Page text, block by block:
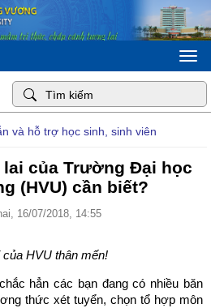
và hỗ trợ học sinh, sinh viên
của Trường Đại học
(HVU) cần biết?
16/07/2018, 14:55
HVU thân mến!
hẳn các bạn đang có nhiều băn
thức xét tuyển, chọn tổ hợp môn